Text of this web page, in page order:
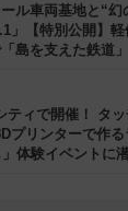
ル車両基地と“
」【特別公開】
島を支えた鉄道
ティで開催！ タ
プリンターで作
」体験イベントに